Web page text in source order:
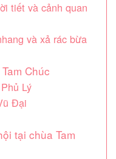
tiết và cảnh quan
và xả rác bừa
Chúc
Lý
Đại
tại chùa Tam